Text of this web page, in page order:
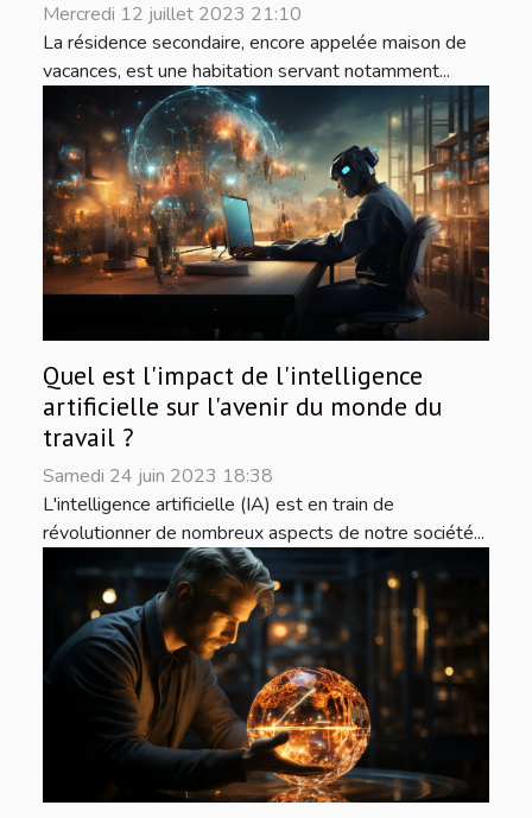
Mercredi 12 juillet 2023 21:10
La résidence secondaire, encore appelée maison de
vacances, est une habitation servant notamment...
Quel est l'impact de l'intelligence
artificielle sur l'avenir du monde du
travail ?
Samedi 24 juin 2023 18:38
L'intelligence artificielle (IA) est en train de
révolutionner de nombreux aspects de notre société...